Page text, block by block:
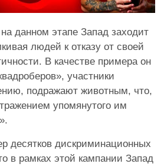
данном этапе Запад заходит
людей к отказу от своей
В качестве примера он
участники
подражают животным, что,
упомянутого им
десятков дискриминационных
в рамках этой кампании Запад